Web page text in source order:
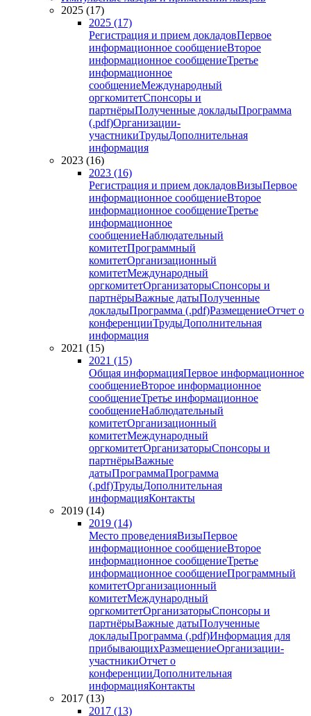
2025 (17)
2025 (17)
Регистрация и прием докладовПервое
информационное сообщениеВторое
информационное сообщениеТретье
информационное
сообщениеМеждународный
оргкомитетСпонсоры и
партнёрыПолученные докладыПрограмма
(.pdf)Организации-
участникиТрудыДополнительная
информация
2023 (16)
2023 (16)
Регистрация и прием докладовВизыПервое
информационное сообщениеВторое
информационное сообщениеТретье
информационное
сообщениеНаблюдательный
комитетПрограммный
комитетОрганизационный
комитетМеждународный
оргкомитетОрганизаторыСпонсоры и
партнёрыВажные датыПолученные
докладыПрограмма (.pdf)РазмещениеОтчет о
конференцииТрудыДополнительная
информация
2021 (15)
2021 (15)
Общая информацияПервое информационное
сообщениеВторое информационное
сообщениеТретье информационное
сообщениеНаблюдательный
комитетОрганизационный
комитетМеждународный
оргкомитетОрганизаторыСпонсоры и
партнёрыВажные
датыПрограммаПрограмма
(.pdf)ТрудыДополнительная
информацияКонтакты
2019 (14)
2019 (14)
Место проведенияВизыПервое
информационное сообщениеВторое
информационное сообщениеТретье
информационное сообщениеПрограммный
комитетОрганизационный
комитетМеждународный
оргкомитетОрганизаторыСпонсоры и
партнёрыВажные датыПолученные
докладыПрограмма (.pdf)Информация для
прибывающихРазмещениеОрганизации-
участникиОтчет о
конференцииДополнительная
информацияКонтакты
2017 (13)
2017 (13)